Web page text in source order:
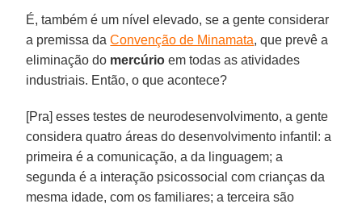
É, também é um nível elevado, se a gente considerar
a premissa daConvenção de Minamata, que prevê a
eliminação do mercúrio em todas as atividades
industriais. Então, o que acontece?
[Pra] esses testes de neurodesenvolvimento, a gente
considera quatro áreas do desenvolvimento infantil: a
primeira é a comunicação, a da linguagem; a
segunda é a interação psicossocial com crianças da
mesma idade, com os familiares; a terceira são